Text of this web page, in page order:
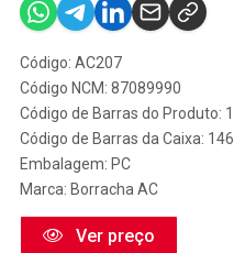
Código: AC207
Código NCM: 87089990
Código de Barras do Produto:
Código de Barras da Caixa:
Embalagem: PC
Marca: Borracha AC
Ver preço